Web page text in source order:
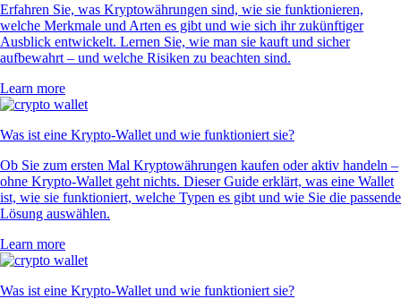
Erfahren Sie, was Kryptowährungen sind, wie sie funktionieren,
welche Merkmale und Arten es gibt und wie sich ihr zukünftiger
Ausblick entwickelt. Lernen Sie, wie man sie kauft und sicher
aufbewahrt – und welche Risiken zu beachten sind.
Learn more
Was ist eine Krypto-Wallet und wie funktioniert sie?
Ob Sie zum ersten Mal Kryptowährungen kaufen oder aktiv handeln –
ohne Krypto-Wallet geht nichts. Dieser Guide erklärt, was eine Wallet
ist, wie sie funktioniert, welche Typen es gibt und wie Sie die passende
Lösung auswählen.
Learn more
Was ist eine Krypto-Wallet und wie funktioniert sie?